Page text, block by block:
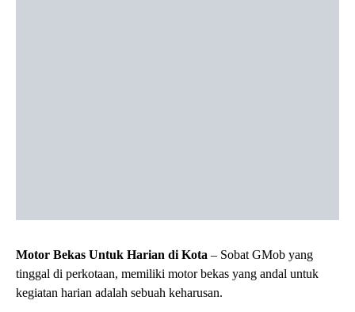
Motor Bekas Untuk Harian di Kota – Sobat GMob yang
tinggal di perkotaan, memiliki motor bekas yang andal untuk
kegiatan harian adalah sebuah keharusan.